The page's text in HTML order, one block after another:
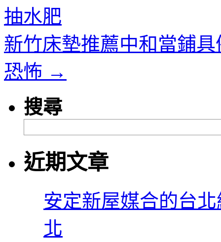
抽水肥
新竹床墊推薦中和當鋪
恐怖 →
搜尋
近期文章
安定新屋媒合的台
北